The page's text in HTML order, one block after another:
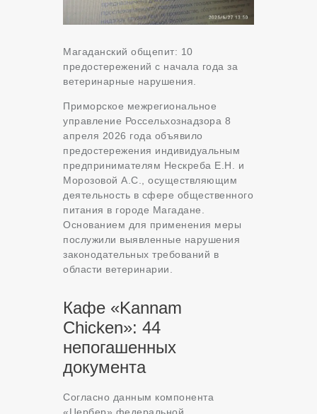
Магаданский общепит: 10
предостережений с начала года за
ветеринарные нарушения.
Приморское межрегиональное
управление Россельхознадзора 8
апреля 2026 года объявило
предостережения индивидуальным
предпринимателям Нескреба Е.Н. и
Морозовой А.С., осуществляющим
деятельность в сфере общественного
питания в городе Магадане.
Основанием для применения меры
послужили выявленные нарушения
законодательных требований в
области ветеринарии.
Кафе «Kannam
Chicken»: 44
непогашенных
документа
Согласно данным компонента
«Цербер» федеральной